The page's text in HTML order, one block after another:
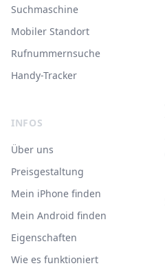
Suchmaschine
Mobiler Standort
Rufnummernsuche
Handy-Tracker
INFOS
Über uns
Preisgestaltung
Mein iPhone finden
Mein Android finden
Eigenschaften
Wie es funktioniert